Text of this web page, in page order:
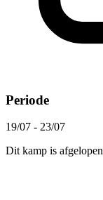
Periode
19/07 - 23/07
Dit kamp is afgelopen